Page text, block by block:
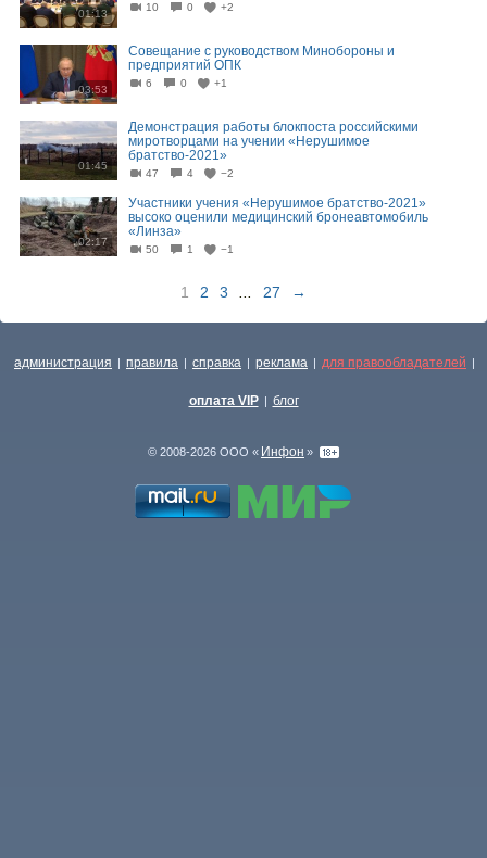
01:13
10 0 +2
03:53
Совещание с руководством Минобороны и
предприятий ОПК
6 0 +1
01:45
Демонстрация работы блокпоста российскими
миротворцами на учении «Нерушимое
братство-2021»
47 4 −2
02:17
Участники учения «Нерушимое братство-2021»
высоко оценили медицинский бронеавтомобиль
«Линза»
50 1 −1
1 2 3 27 →
администрация | правила | справка | реклама | для правообладателей |
оплата VIP | блог
© 2008-2026 ООО « Инфон »